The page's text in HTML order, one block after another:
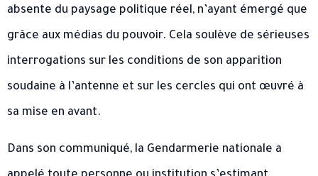
absente du paysage politique réel, n’ayant émergé que
grâce aux médias du pouvoir. Cela soulève de sérieuses
interrogations sur les conditions de son apparition
soudaine à l’antenne et sur les cercles qui ont œuvré à
sa mise en avant.
Dans son communiqué, la Gendarmerie nationale a